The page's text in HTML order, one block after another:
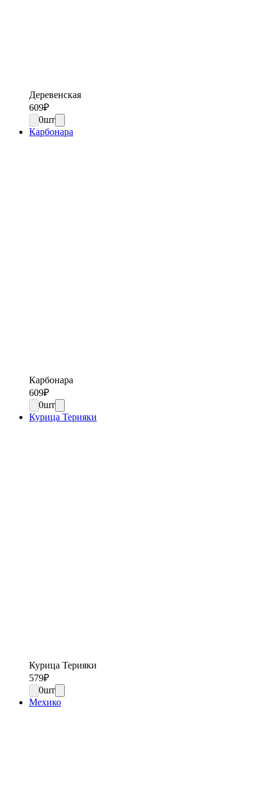
Деревенская
609₽
0шт
Карбонара
Карбонара
609₽
0шт
Курица Терияки
Курица Терияки
579₽
0шт
Мехико